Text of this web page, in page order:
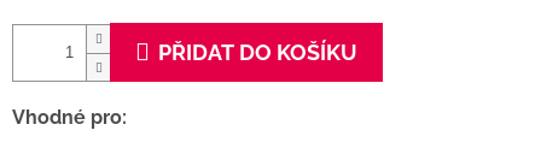
PŘIDAT DO KOŠÍKU
Vhodné pro: